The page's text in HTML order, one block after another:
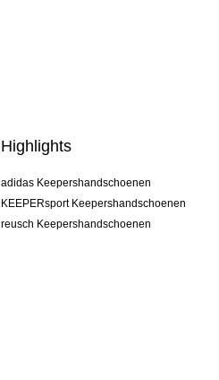
Highlights
adidas Keepershandschoenen
KEEPERsport Keepershandschoenen
reusch Keepershandschoenen